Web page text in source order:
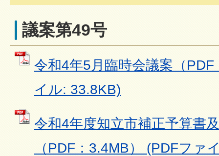
議案第49号
令和4年5月臨時会議案（
イル: 33.8KB)
令和4年度知立市補正予算書
（PDF：3.4MB） (PDFファ